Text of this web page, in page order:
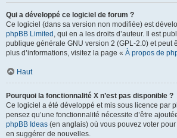
Qui a développé ce logiciel de forum ?
Ce logiciel (dans sa version non modifiée) est
phpBB Limited , qui en a les droits d’auteur. Il est
publique générale GNU version 2 (GPL-2.0) et peut
plus d’informations, visitez la page « À propos de
Haut
Pourquoi la fonctionnalité X n’est pas disponible ?
Ce logiciel a été développé et mis sous licence par
pensez qu’une fonctionnalité nécessite d’être
phpBB Ideas (en anglais) où vous pouvez voter
en suggérer de nouvelles.